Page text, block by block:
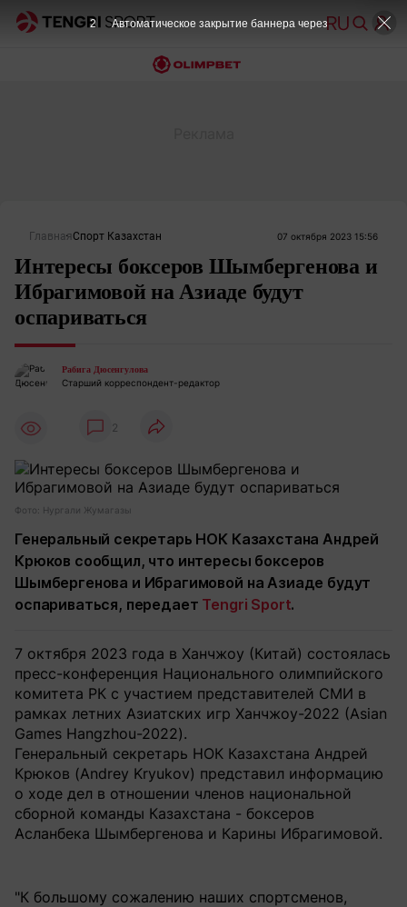
Главная Спорт Казахстан 07 октября 2023 15:56
Интересы боксеров Шымбергенова и
Ибрагимовой на Азиаде будут
оспариваться
Рабига Дюсенгулова
Старший корреспондент-редактор
2
Фото: Нургали Жумагазы
Генеральный секретарь НОК Казахстана Андрей
Крюков сообщил, что интересы боксеров
Шымбергенова и Ибрагимовой на Азиаде будут
оспариваться, передает Tengri Sport.
7 октября 2023 года в Ханчжоу (Китай) состоялась
пресс-конференция Национального олимпийского
комитета РК с участием представителей СМИ в
рамках летних Азиатских игр Ханчжоу-2022 (Asian
Games Hangzhou-2022).
Генеральный секретарь НОК Казахстана Андрей
Крюков (Andrey Kryukov) представил информацию
о ходе дел в отношении членов национальной
сборной команды Казахстана - боксеров
Асланбека Шымбергенова и Карины Ибрагимовой.
"К большому сожалению наших спортсменов,
2 Автоматическое закрытие баннера через